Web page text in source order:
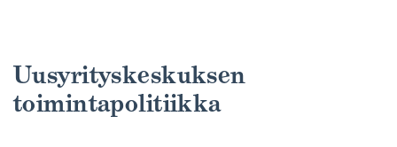
Uusyrityskeskuksen
toimintapolitiikka